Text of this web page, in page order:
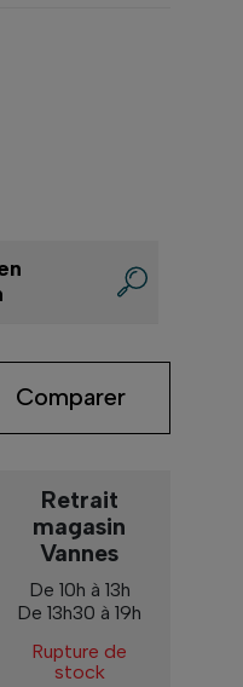
Comparer
Retrait
magasin
Vannes
De 10h à 13h
De 13h30 à 19h
Rupture de
stock